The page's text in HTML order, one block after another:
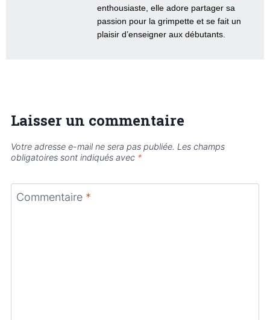
enthousiaste, elle adore partager sa
passion pour la grimpette et se fait un
plaisir d’enseigner aux débutants.
Laisser un commentaire
Votre adresse e-mail ne sera pas publiée. Les champs
obligatoires sont indiqués avec *
Commentaire *